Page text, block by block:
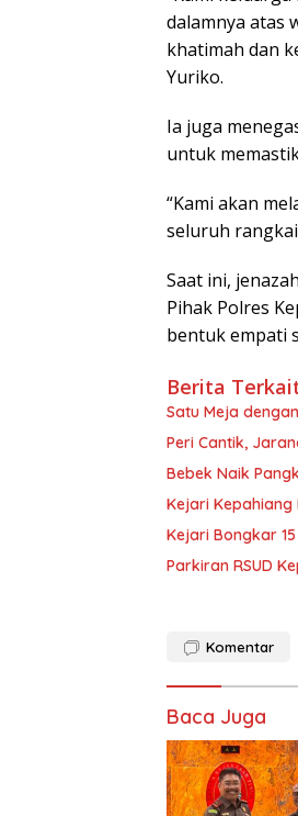
dalamnya atas
khatimah dan
Yuriko.
Ia juga
untuk
“Kami akan
seluruh
Saat ini,
Pihak Polres
bentuk empati
Berita
Satu Meja
Peri Cantik,
Bebek Naik
Kejari Kepahiang
Kejari Bongkar
Parkiran RSUD
Komentar
Baca Juga